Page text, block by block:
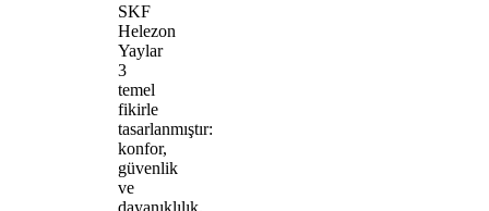
SKF
Helezon
Yaylar
3
temel
fikirle
tasarlanmıştır:
konfor,
güvenlik
ve
dayanıklılık.